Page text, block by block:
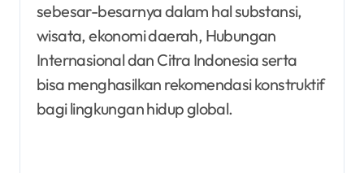
sebesar-besarnya dalam hal substansi,
wisata, ekonomi daerah, Hubungan
Internasional dan Citra Indonesia serta
bisa menghasilkan rekomendasi konstruktif
bagi lingkungan hidup global.